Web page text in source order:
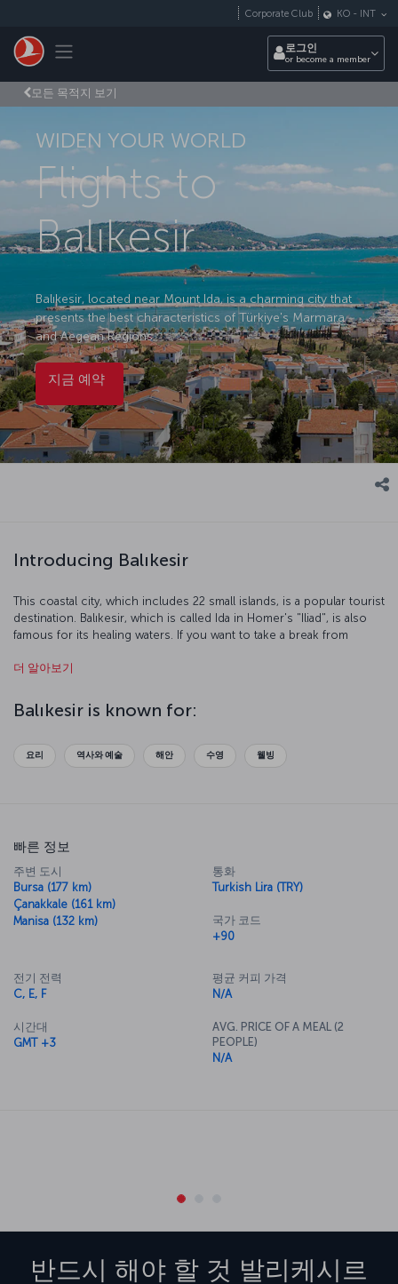
Toggle navigation
Corporate Club KO - INT
로그인
or become a member
모든 목적지 보기
WIDEN YOUR WORLD
Flights to
Balıkesir
Balıkesir, located near Mount Ida, is a charming city that
presents the best characteristics of Türkiye's Marmara
and Aegean Regions.
지금 예약
Introducing Balıkesir
This coastal city, which includes 22 small islands, is a popular tourist
destination. Balıkesir, which is called Ida in Homer's "Iliad", is also
famous for its healing waters. If you want to take a break from
place Balıkesir at the top of your holiday destinations list.
더 알아보기
Balıkesir is known for:
요리 역사와 예술 해안 수영 웰빙
빠른 정보
주변 도시
Bursa (177 km)
Çanakkale (161 km)
Manisa (132 km)
통화
Turkish Lira (TRY)
국가 코드
+90
전기 전력
C, E, F
시간대
GMT +3
평균 커피 가격
N/A
AVG. PRICE OF A MEAL (2
PEOPLE)
N/A
반드시 해야 할 것 발리케시르